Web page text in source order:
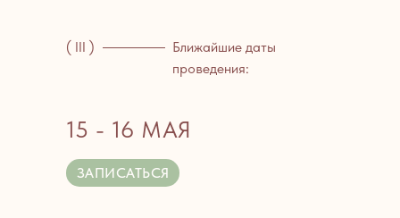
( III )
Ближайшие даты
проведения:
ЗАПИСАТЬСЯ
15 - 16 МАЯ